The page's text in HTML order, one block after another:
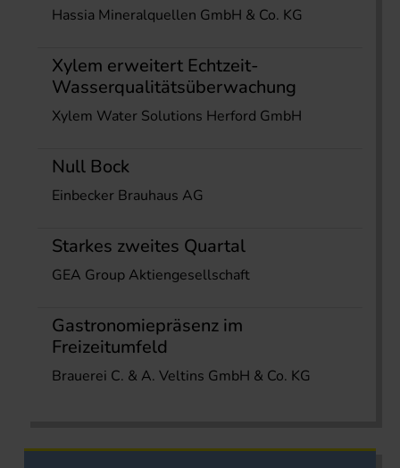
Hassia Mineralquellen GmbH & Co. KG
Xylem erweitert Echtzeit-
Wasserqualitätsüberwachung
Xylem Water Solutions Herford GmbH
Null Bock
Einbecker Brauhaus AG
Starkes zweites Quartal
GEA Group Aktiengesellschaft
Gastronomiepräsenz im
Freizeitumfeld
Brauerei C. & A. Veltins GmbH & Co. KG